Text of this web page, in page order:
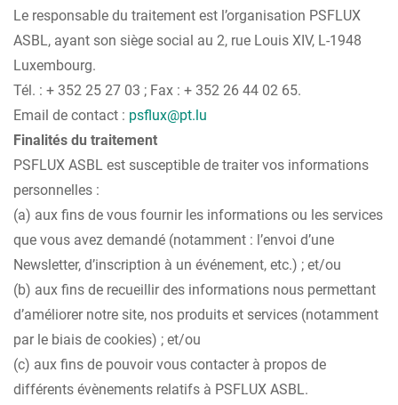
Le responsable du traitement est l’organisation PSFLUX
ASBL, ayant son siège social au 2, rue Louis XIV, L-1948
Luxembourg.
Tél. : + 352 25 27 03 ; Fax : + 352 26 44 02 65.
Email de contact : psflux@pt.lu
Finalités du traitement
PSFLUX ASBL est susceptible de traiter vos informations
personnelles :
(a) aux fins de vous fournir les informations ou les services
que vous avez demandé (notamment : l’envoi d’une
Newsletter, d’inscription à un événement, etc.) ; et/ou
(b) aux fins de recueillir des informations nous permettant
d’améliorer notre site, nos produits et services (notamment
par le biais de cookies) ; et/ou
(c) aux fins de pouvoir vous contacter à propos de
différents évènements relatifs à PSFLUX ASBL.